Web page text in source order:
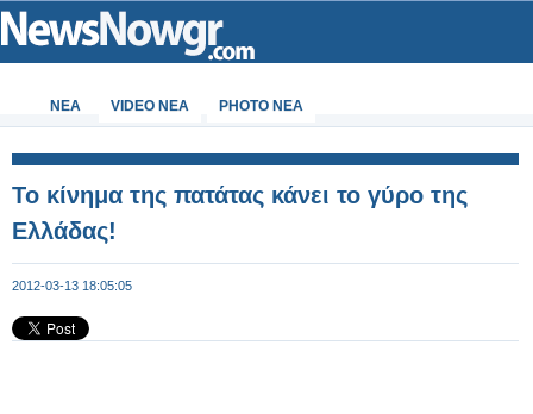
ΝΕΑ VIDEO NEA PHOTO NEA
Το κίνημα της πατάτας κάνει το γύρο της
Ελλάδας!
2012-03-13 18:05:05